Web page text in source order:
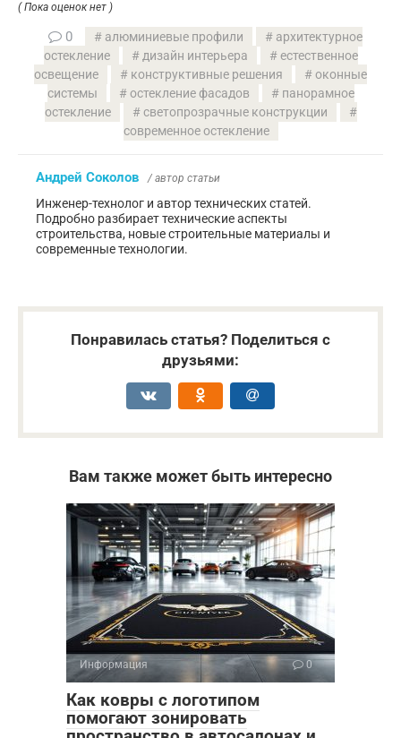
( Пока оценок нет )
0 алюминиевые профили
архитектурное
остекление
дизайн интерьера
естественное
освещение
конструктивные решения
оконные
системы
остекление фасадов
панорамное
остекление
светопрозрачные конструкции
современное остекление
Андрей Соколов / автор статьи
Инженер-технолог и автор технических статей.
Подробно разбирает технические аспекты
строительства, новые строительные материалы и
современные технологии.
Понравилась статья? Поделиться с
друзьями:
Вам также может быть интересно
Информация 0
Как ковры с логотипом
помогают зонировать